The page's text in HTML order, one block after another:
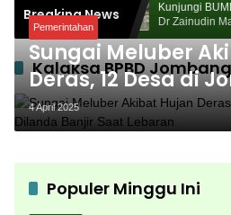
Breaking News
Akademik
Kunjungi
Dr Zainudin
Kemandirian
Kalaksa BPBD Jombang
Pemerintahan
Sungai Meluber
Deras, 12 Desa di
Dilanda Banjir
4 April 2025
Populer Minggu Ini